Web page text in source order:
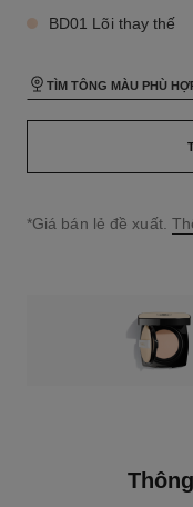
BD01 Lõi thay thế
TÌM TÔNG MÀU PHÙ
↩
*Giá bán lẻ đề xuất.